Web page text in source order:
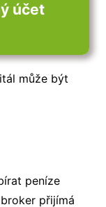
účet
může být
peníze
přijímá